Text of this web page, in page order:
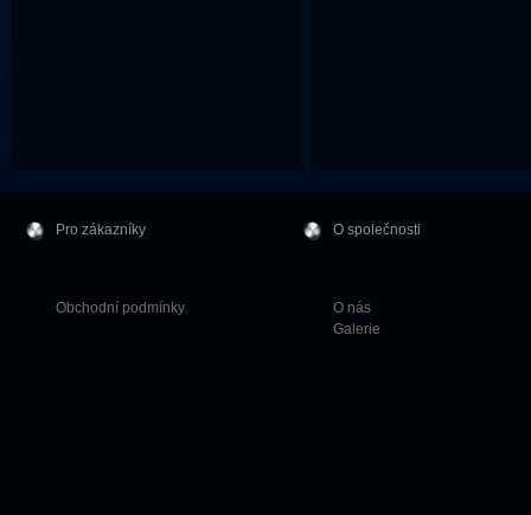
Pro zákazníky
Obchodní podmínky
O společnosti
O nás
Galerie